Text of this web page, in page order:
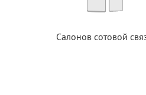
Салонов сотовой